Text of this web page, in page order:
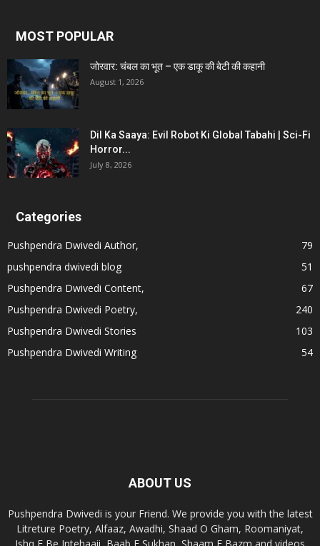
MOST POPULAR
जोरवार: चंबल का भूत – एक डाकू की बेटी की कहानी
August 1, 2026
Dil Ka Saaya: Evil Robot Ki Global Tabahi | Sci-Fi
Horror...
July 8, 2026
Categories
Pushpendra Dwivedi Author,
79
pushpendra dwivedi blog
51
Pushpendra Dwivedi Content,
67
Pushpendra Dwivedi Poetry,
240
Pushpendra Dwivedi Stories
103
Pushpendra Dwivedi Writing
54
ABOUT US
Pushpendra Dwivedi is your Friend. We provide you with the latest
Litreture Poetry, Alfaaz, Awadhi, Shaad O Gham, Roomaniyat,
Ishq E Be Intehaaii, Baab E Sukhan, Shaam E Bazm and videos